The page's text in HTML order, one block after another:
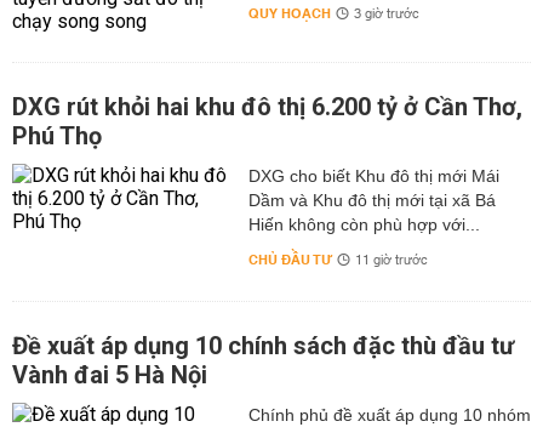
QUY HOẠCH 3 giờ trước
DXG rút khỏi hai khu đô thị 6.200 tỷ ở Cần Thơ,
Phú Thọ
DXG cho biết Khu đô thị mới Mái
Dầm và Khu đô thị mới tại xã Bá
Hiến không còn phù hợp với...
CHỦ ĐẦU TƯ 11 giờ trước
Đề xuất áp dụng 10 chính sách đặc thù đầu tư
Vành đai 5 Hà Nội
Chính phủ đề xuất áp dụng 10 nhóm